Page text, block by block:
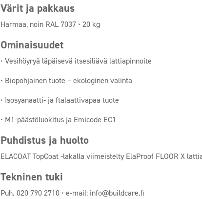
Värit ja pakkaus
Harmaa, noin RAL 7037 • 20 kg
Ominaisuudet
• Vesihöyryä läpäisevä itsesiliävä lattiapinnoite
• Biopohjainen tuote – ekologinen valinta
• Isosyanaatti- ja ftalaattivapaa tuote
• M1-päästöluokitus ja Emicode EC1
Puhdistus ja huolto
ELACOAT TopCoat -lakalla viimeistelty ElaProof FLOOR X
Tekninen tuki
Puh. 020 790 2710 • e-mail: info@buildcare.fi